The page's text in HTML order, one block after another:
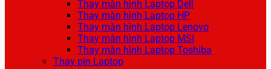
Thay màn hình Laptop Dell
Thay màn hình Laptop HP
Thay màn hình Laptop Lenovo
Thay màn hình Laptop MSI
Thay màn hình Laptop Toshiba
Thay pin Laptop